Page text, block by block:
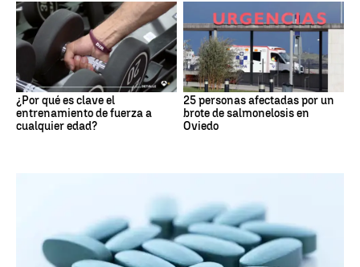
¿Por qué es clave el
entrenamiento de fuerza a
cualquier edad?
25 personas afectadas por un
brote de salmonelosis en
Oviedo